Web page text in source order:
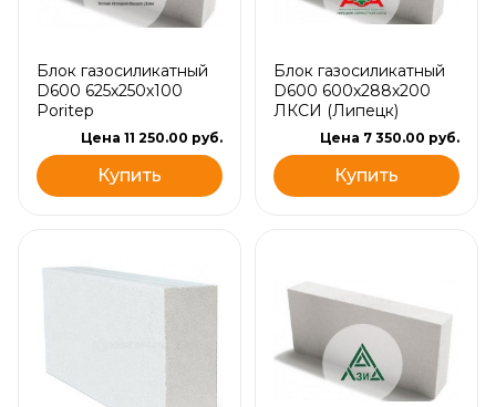
Блок газосиликатный
D600 625х250х100
Poritep
Цена 11 250.00 руб.
Купить
Блок газосиликатный
D600 600х288х200
ЛКСИ (Липецк)
Цена 7 350.00 руб.
Купить